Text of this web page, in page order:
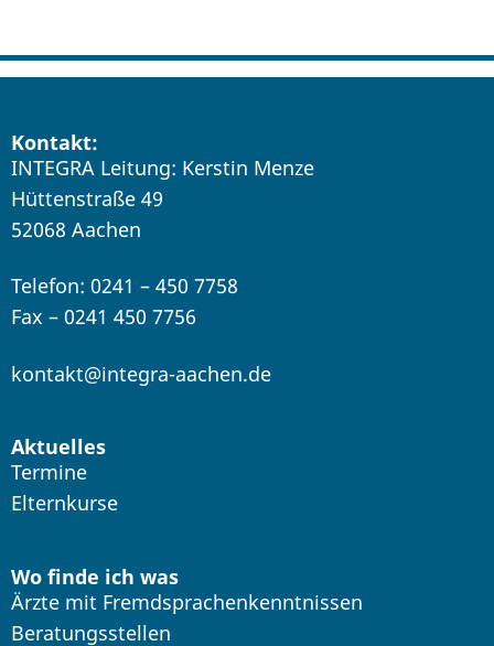
Kontakt:
INTEGRA Leitung: Kerstin Menze
Hüttenstraße 49
52068 Aachen
Telefon: 0241 – 450 7758
Fax – 0241 450 7756
kontakt@integra-aachen.de
Aktuelles
Termine
Elternkurse
Wo finde ich was
Ärzte mit Fremdsprachenkenntnissen
Beratungsstellen